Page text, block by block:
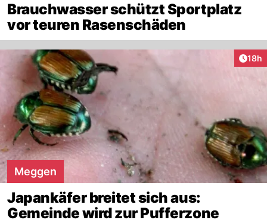
Brauchwasser schützt Sportplatz
vor teuren Rasenschäden
18h
Meggen
Japankäfer breitet sich aus:
Gemeinde wird zur Pufferzone